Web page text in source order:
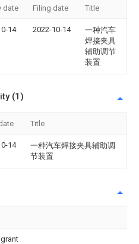
date Filing date Title
14 2022-10-14
一种汽车
焊接夹具
辅助调节
装置
(1)
Title
14
一种汽车焊接夹具辅助调
节装置